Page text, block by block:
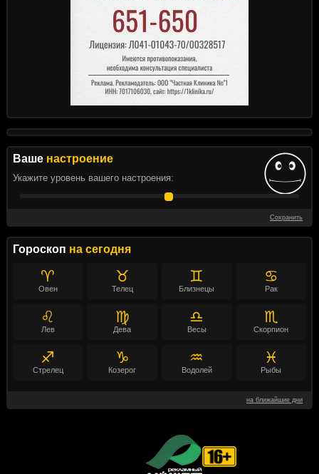
Ваше настроение
Укажите уровень вашего настроения:
Сохранить
Гороскоп на сегодня
♈
Овен
♉
Телец
♊
Близнецы
♋
Рак
♌
Лев
♍
Дева
♎
Весы
♏
Скорпион
♐
Стрелец
♑
Козерог
♒
Водолей
♓
Рыбы
на ближайшие дни